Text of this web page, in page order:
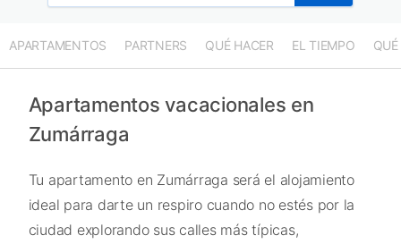
APARTAMENTOS PARTNERS QUÉ HACER EL TIEMPO QUÉ
Apartamentos vacacionales en
Zumárraga
Tu apartamento en Zumárraga será el alojamiento
ideal para darte un respiro cuando no estés por la
ciudad explorando sus calles más típicas,